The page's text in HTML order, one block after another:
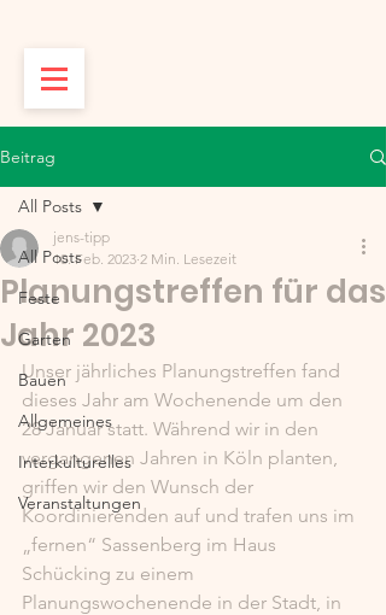
Beitrag
All Posts
Feste
Garten
Bauen
Allgemeines
Interkulturelles
Veranstaltungen
All Posts
Planungstreffen für das
Jahr 2023
jens-tipp
10. Feb. 2023 2 Min. Lesezeit
Unser jährliches Planungstreffen fand
dieses Jahr am Wochenende um den
28 Januar statt. Während wir in den
vergangenen Jahren in Köln planten,
griffen wir den Wunsch der
Koordinierenden auf und trafen uns im
„fernen“ Sassenberg im Haus
Schücking zu einem
Planungswochenende in der Stadt, in